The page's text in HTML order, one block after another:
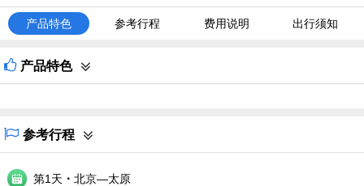
产品特色 参考行程 费用说明 出行须知
产品特色
参考行程
第1天 · 北京—太原